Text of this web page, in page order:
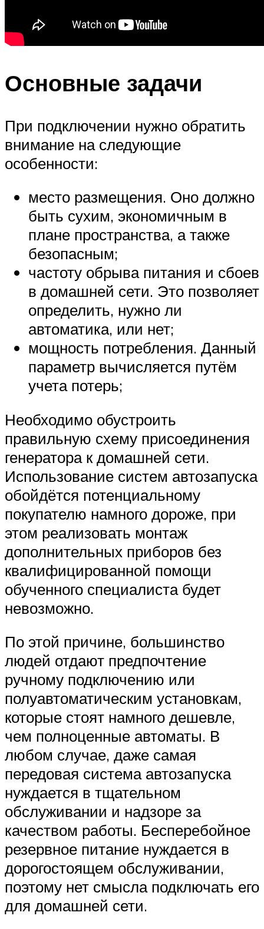
Основные задачи
При подключении нужно обратить
внимание на следующие
особенности:
место размещения. Оно должно
быть сухим, экономичным в
плане пространства, а также
безопасным;
частоту обрыва питания и сбоев
в домашней сети. Это позволяет
определить, нужно ли
автоматика, или нет;
мощность потребления. Данный
параметр вычисляется путём
учета потерь;
Необходимо обустроить
правильную схему присоединения
генератора к домашней сети.
Использование систем автозапуска
обойдётся потенциальному
покупателю намного дороже, при
этом реализовать монтаж
дополнительных приборов без
квалифицированной помощи
обученного специалиста будет
невозможно.
По этой причине, большинство
людей отдают предпочтение
ручному подключению или
полуавтоматическим установкам,
которые стоят намного дешевле,
чем полноценные автоматы. В
любом случае, даже самая
передовая система автозапуска
нуждается в тщательном
обслуживании и надзоре за
качеством работы. Бесперебойное
резервное питание нуждается в
дорогостоящем обслуживании,
поэтому нет смысла подключать его
для домашней сети.